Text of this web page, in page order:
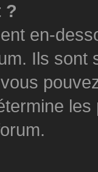
?
en-
Ils